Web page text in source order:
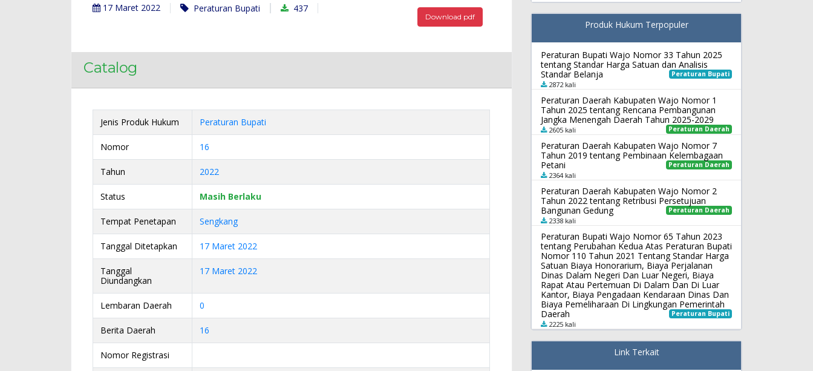
Download pdf
17 Maret 2022 Peraturan Bupati 437
Catalog
Jenis Produk Hukum Peraturan Bupati
Nomor 16
Tahun 2022
Status Masih Berlaku
Tempat Penetapan Sengkang
Tanggal Ditetapkan 17 Maret 2022
Tanggal
Diundangkan
17 Maret 2022
Lembaran Daerah 0
Berita Daerah 16
Nomor Registrasi
Produk Hukum Terpopuler
Peraturan Bupati Wajo Nomor 33 Tahun 2025
tentang Standar Harga Satuan dan Analisis
Standar Belanja
Peraturan Bupati
2872 kali
Peraturan Daerah Kabupaten Wajo Nomor 1
Tahun 2025 tentang Rencana Pembangunan
Jangka Menengah Daerah Tahun 2025-2029
Peraturan Daerah
2605 kali
Peraturan Daerah Kabupaten Wajo Nomor 7
Tahun 2019 tentang Pembinaan Kelembagaan
Petani
Peraturan Daerah
2364 kali
Peraturan Daerah Kabupaten Wajo Nomor 2
Tahun 2022 tentang Retribusi Persetujuan
Bangunan Gedung
Peraturan Daerah
2338 kali
Peraturan Bupati Wajo Nomor 65 Tahun 2023
tentang Perubahan Kedua Atas Peraturan Bupati
Nomor 110 Tahun 2021 Tentang Standar Harga
Satuan Biaya Honorarium, Biaya Perjalanan
Dinas Dalam Negeri Dan Luar Negeri, Biaya
Rapat Atau Pertemuan Di Dalam Dan Di Luar
Kantor, Biaya Pengadaan Kendaraan Dinas Dan
Biaya Pemeliharaan Di Lingkungan Pemerintah
Daerah
Peraturan Bupati
2225 kali
Link Terkait